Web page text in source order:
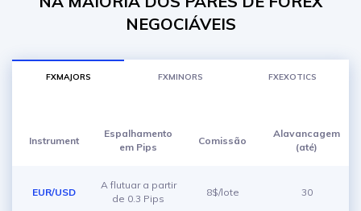
NEGOCIÁVEIS
FXMAJORS FXMINORS FXEXOTICS
Instrument
Espalhamento
em Pips
Comissão
Alavancagem
(até)
EUR/USD
A flutuar a partir
de 0.3 Pips
8$/lote 30